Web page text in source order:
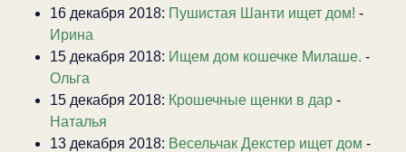
16 декабря 2018: Пушистая Шанти ищет дом! -
Ирина
15 декабря 2018: Ищем дом кошечке Милаше. -
Ольга
15 декабря 2018: Крошечные щенки в дар -
Наталья
13 декабря 2018: Весельчак Декстер ищет дом -